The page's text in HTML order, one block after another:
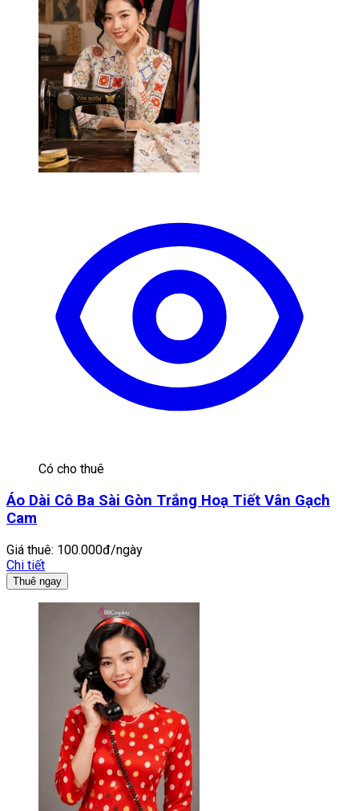
Có cho thuê
Áo Dài Cô Ba Sài Gòn Trắng Hoạ Tiết Vân Gạch
Cam
Giá thuê: 100.000đ/ngày
Chi tiết
Thuê ngay